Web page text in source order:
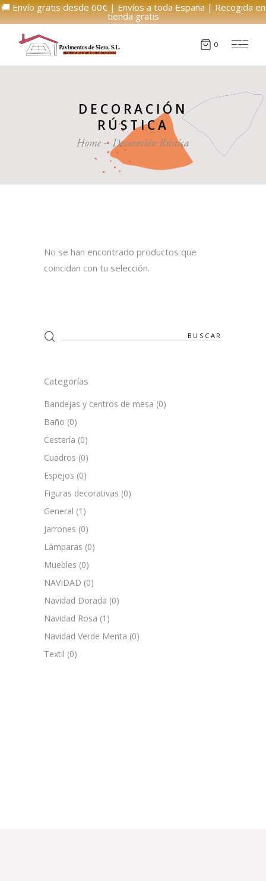
🚚 Envío gratis desde 60€ | Envíos a toda España | Recogida en
tienda gratis
0
DECORACIÓN
RÚSTICA
Home Decoración Rústica
No se han encontrado productos que
coincidan con tu selección.
Search
for:
Categorías
Bandejas y centros de mesa (0)
Baño (0)
Cestería (0)
Cuadros (0)
Espejos (0)
Figuras decorativas (0)
General (1)
Jarrones (0)
Lámparas (0)
Muebles (0)
NAVIDAD (0)
Navidad Dorada (0)
Navidad Rosa (1)
Navidad Verde Menta (0)
Textil (0)